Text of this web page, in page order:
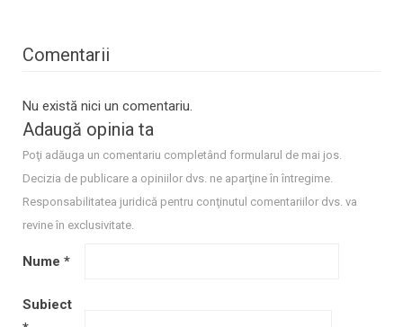
Comentarii
Nu există nici un comentariu.
Adaugă opinia ta
Poţi adăuga un comentariu completând formularul de mai jos.
Decizia de publicare a opiniilor dvs. ne aparţine în întregime.
Responsabilitatea juridică pentru conţinutul comentariilor dvs. va
revine în exclusivitate.
Nume *
Subiect